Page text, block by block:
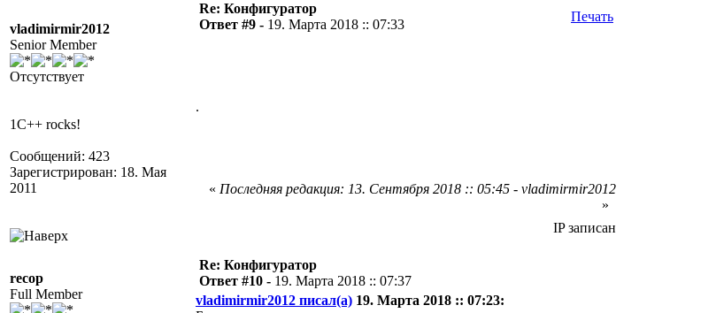
vladimirmir2012
Senior Member
Отсутствует
1C++ rocks!
Сообщений: 423
Зарегистрирован: 18. Мая
2011
Re: Конфигуратор
Ответ #9 - 19. Марта 2018 :: 07:33
Печать
.
« Последняя редакция: 13. Сентября 2018 :: 05:45 - vladimirmir2012
»
IP записан
recop
Full Member
Re: Конфигуратор
Ответ #10 - 19. Марта 2018 :: 07:37
vladimirmir2012 писал(а) 19. Марта 2018 :: 07:23: